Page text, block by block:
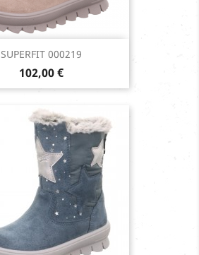
SUPERFIT 000219
Prix
102,00 €